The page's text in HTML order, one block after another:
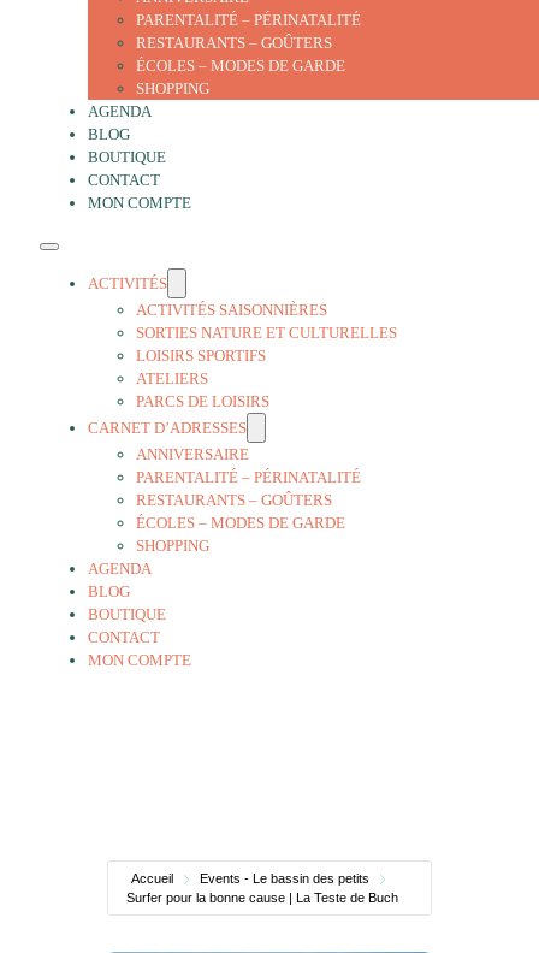
PARENTALITÉ – PÉRINATALITÉ
RESTAURANTS – GOÛTERS
ÉCOLES – MODES DE GARDE
SHOPPING
AGENDA
BLOG
BOUTIQUE
CONTACT
MON COMPTE
ACTIVITÉS
ACTIVITÉS SAISONNIÈRES
SORTIES NATURE ET CULTURELLES
LOISIRS SPORTIFS
ATELIERS
PARCS DE LOISIRS
CARNET D’ADRESSES
ANNIVERSAIRE
PARENTALITÉ – PÉRINATALITÉ
RESTAURANTS – GOÛTERS
ÉCOLES – MODES DE GARDE
SHOPPING
AGENDA
BLOG
BOUTIQUE
CONTACT
MON COMPTE
Accueil
Events - Le bassin des petits
Surfer pour la bonne cause | La Teste de Buch